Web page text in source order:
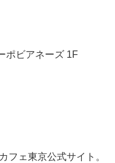
ポビアネーズ 1F
フェ東京公式サイト。